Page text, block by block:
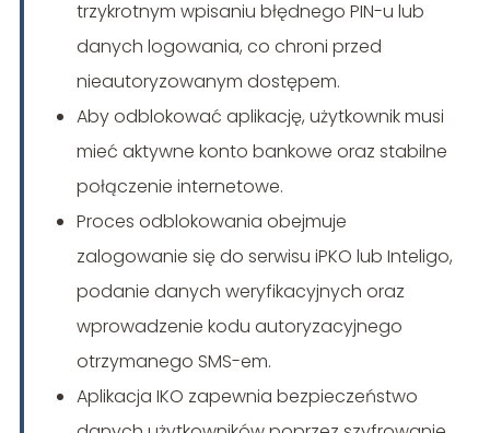
trzykrotnym wpisaniu błędnego PIN-u lub
danych logowania, co chroni przed
nieautoryzowanym dostępem.
Aby odblokować aplikację, użytkownik musi
mieć aktywne konto bankowe oraz stabilne
połączenie internetowe.
Proces odblokowania obejmuje
zalogowanie się do serwisu iPKO lub Inteligo,
podanie danych weryfikacyjnych oraz
wprowadzenie kodu autoryzacyjnego
otrzymanego SMS-em.
Aplikacja IKO zapewnia bezpieczeństwo